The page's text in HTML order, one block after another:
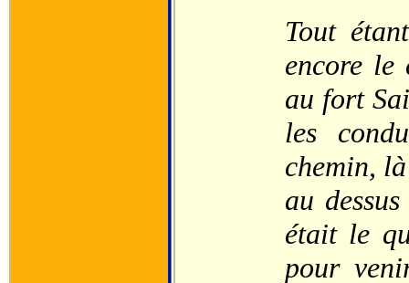
Tout
encore le
au fort
les
chemin,
au
était le
pour